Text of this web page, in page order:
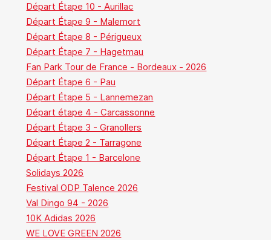
Départ Étape 10 - Aurillac
Départ Étape 9 - Malemort
Départ Étape 8 - Périgueux
Départ Étape 7 - Hagetmau
Fan Park Tour de France - Bordeaux - 2026
Départ Étape 6 - Pau
Départ Étape 5 - Lannemezan
Départ étape 4 - Carcassonne
Départ Étape 3 - Granollers
Départ Étape 2 - Tarragone
Départ Étape 1 - Barcelone
Solidays 2026
Festival ODP Talence 2026
Val Dingo 94 - 2026
10K Adidas 2026
WE LOVE GREEN 2026